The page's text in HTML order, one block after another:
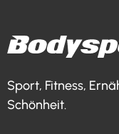
Sport, Fitness,
Schönheit.